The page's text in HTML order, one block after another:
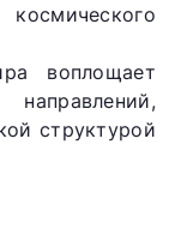
воплощает
структурой